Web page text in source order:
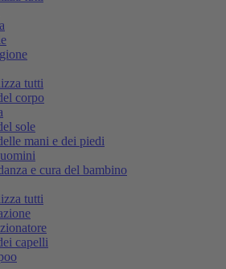
tutti
corpo
sole
mani e dei piedi
e cura del bambino
tutti
capelli